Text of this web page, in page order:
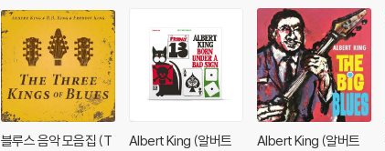
블루스 음악 모음집 (T
Albert King (알버트
Albert King (알버트